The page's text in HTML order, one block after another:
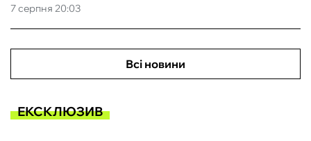
7 серпня 20:03
Всі новини
ЕКСКЛЮЗИВ